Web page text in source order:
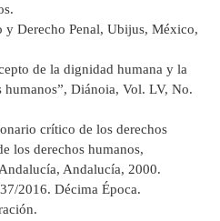
Derecho Penal, Ubijus, México,
de la dignidad humana y la
humanos”, Diánoia, Vol. LV, No.
crítico de los derechos
los derechos humanos,
Andalucía, 2000.
2016. Décima Época.